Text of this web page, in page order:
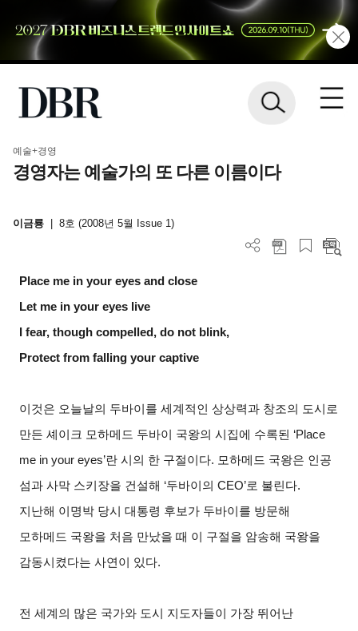
예술+경영
경영자는 예술가의 또 다른 이름이다
이금룡 8호 (2008년 5월 Issue 1)
Place me in your eyes and close
Let me in your eyes live
I fear, though compelled, do not blink,
Protect from falling your captive
이것은 오늘날의 두바이를 세계적인 상상력과 창조의 도시로
만든 셰이크 모하메드 두바이 국왕의 시집에 수록된 ‘Place
me in your eyes’란 시의 한 구절이다. 모하메드 국왕은 인공
섬과 사막 스키장을 건설해 ‘두바이의 CEO’로 불린다.
지난해 이명박 당시 대통령 후보가 두바이를 방문해
모하메드 국왕을 처음 만났을 때 이 구절을 암송해 국왕을
감동시켰다는 사연이 있다.
전 세계의 많은 국가와 도시 지도자들이 가장 뛰어난